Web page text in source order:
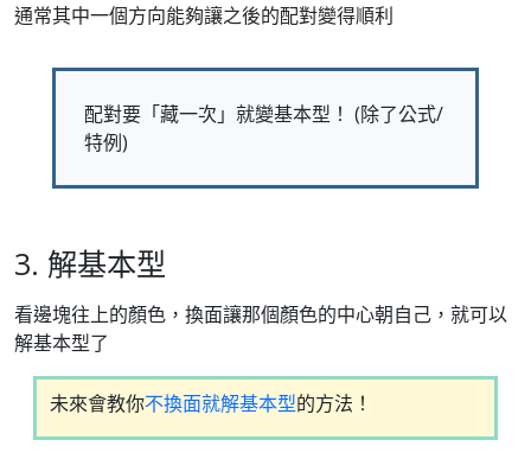
通常其中一個方向能夠讓之後的配對變得順利
配對要「藏一次」就變基本型！ (除了公式/
特例)
3. 解基本型
看邊塊往上的顏色，換面讓那個顏色的中心朝自己，就可以
解基本型了
未來會教你不換面就解基本型的方法！